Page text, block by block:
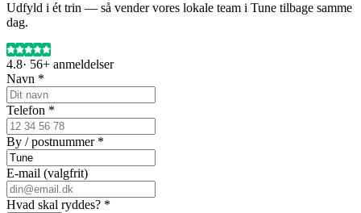
Udfyld i ét trin — så vender vores lokale team i Tune tilbage samme
dag.
4.8· 56+ anmeldelser
Navn *
Telefon *
By / postnummer *
E-mail (valgfrit)
Hvad skal ryddes? *